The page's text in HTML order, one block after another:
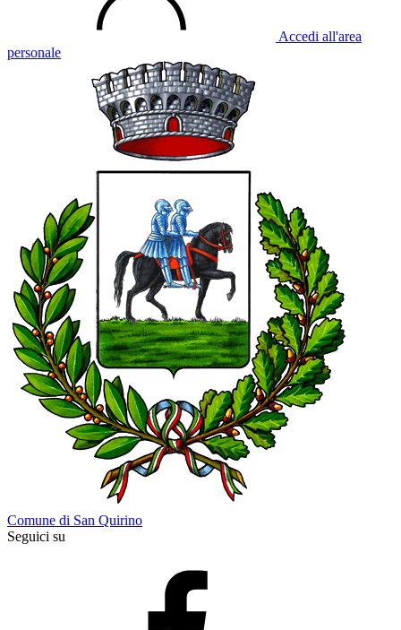
Accedi all'area
personale
Comune di San Quirino
Seguici su